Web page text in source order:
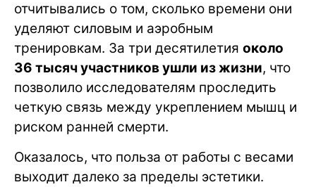
отчитывались о том, сколько времени они
уделяют силовым и аэробным
тренировкам. За три десятилетия около
36 тысяч участников ушли из жизни, что
позволило исследователям проследить
четкую связь между укреплением мышц и
риском ранней смерти.
Оказалось, что польза от работы с весами
выходит далеко за пределы эстетики.